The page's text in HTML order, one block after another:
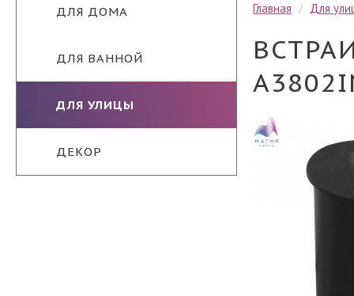
ДЛЯ ДОМА
ДЛЯ ВАННОЙ
ДЛЯ УЛИЦЫ
ДЕКОР
Главная / Для